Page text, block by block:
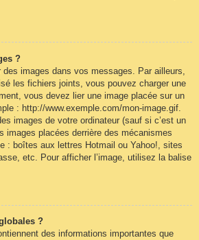
?
images dans vos messages. Par ailleurs,
les fichiers joints, vous pouvez charger une
vous devez lier une image placée sur un
: http://www.exemple.com/mon-image.gif.
images de votre ordinateur (sauf si c’est un
images placées derrière des mécanismes
: boîtes aux lettres Hotmail ou Yahoo!, sites
etc. Pour afficher l’image, utilisez la balise
?
des informations importantes que